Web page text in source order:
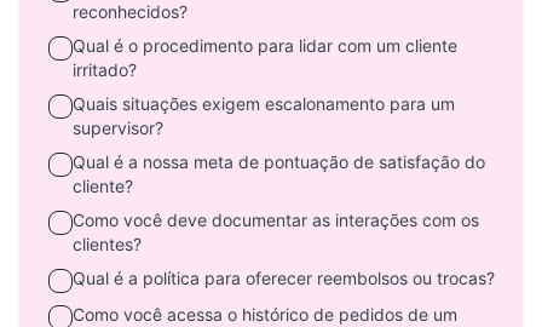
reconhecidos?
Qual é o procedimento para lidar com um cliente
irritado?
Quais situações exigem escalonamento para um
supervisor?
Qual é a nossa meta de pontuação de satisfação do
cliente?
Como você deve documentar as interações com os
clientes?
Qual é a política para oferecer reembolsos ou trocas?
Como você acessa o histórico de pedidos de um